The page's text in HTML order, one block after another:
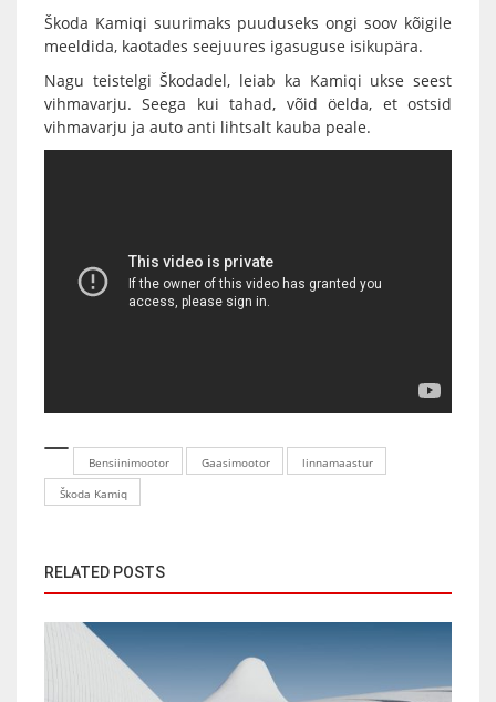
Škoda Kamiqi suurimaks puuduseks ongi soov kõigile
meeldida, kaotades seejuures igasuguse isikupära.
Nagu teistelgi Škodadel, leiab ka Kamiqi ukse seest
vihmavarju. Seega kui tahad, võid öelda, et ostsid
vihmavarju ja auto anti lihtsalt kauba peale.
Bensiinimootor Gaasimootor
linnamaastur
Škoda Kamiq
RELATED POSTS